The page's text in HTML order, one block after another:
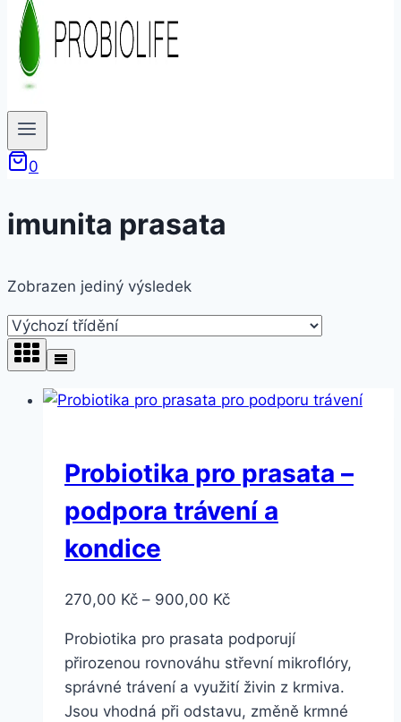
0
imunita prasata
Zobrazen jediný výsledek
Probiotika pro prasata –
podpora trávení a
kondice
270,00 Kč – 900,00 KčRozpětí
270,00 Kč
až
900,00 Kč
Probiotika pro prasata podporují
přirozenou rovnováhu střevní mikroflóry,
správné trávení a využití živin z krmiva.
Jsou vhodná při odstavu, změně krmné